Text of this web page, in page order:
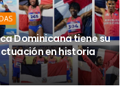
Dominicana tiene su
en historia